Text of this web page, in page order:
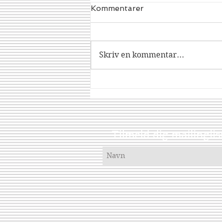
Dracorex
Kommentarer
Skriv en kommentar...
Tilmeld dig